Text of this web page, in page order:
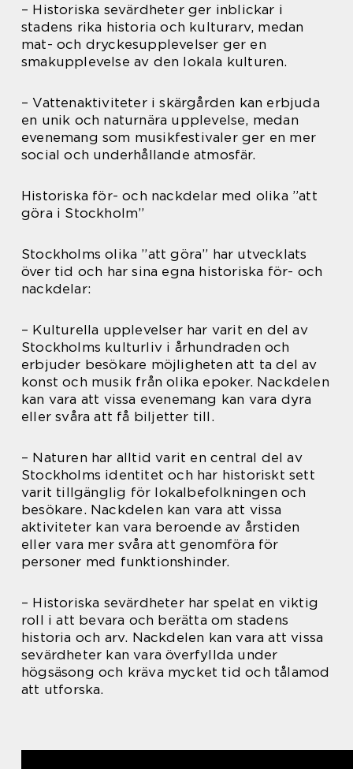
– Historiska sevärdheter ger inblickar i
stadens rika historia och kulturarv, medan
mat- och dryckesupplevelser ger en
smakupplevelse av den lokala kulturen.
– Vattenaktiviteter i skärgården kan erbjuda
en unik och naturnära upplevelse, medan
evenemang som musikfestivaler ger en mer
social och underhållande atmosfär.
Historiska för- och nackdelar med olika ”att
göra i Stockholm”
Stockholms olika ”att göra” har utvecklats
över tid och har sina egna historiska för- och
nackdelar:
– Kulturella upplevelser har varit en del av
Stockholms kulturliv i århundraden och
erbjuder besökare möjligheten att ta del av
konst och musik från olika epoker. Nackdelen
kan vara att vissa evenemang kan vara dyra
eller svåra att få biljetter till.
– Naturen har alltid varit en central del av
Stockholms identitet och har historiskt sett
varit tillgänglig för lokalbefolkningen och
besökare. Nackdelen kan vara att vissa
aktiviteter kan vara beroende av årstiden
eller vara mer svåra att genomföra för
personer med funktionshinder.
– Historiska sevärdheter har spelat en viktig
roll i att bevara och berätta om stadens
historia och arv. Nackdelen kan vara att vissa
sevärdheter kan vara överfyllda under
högsäsong och kräva mycket tid och tålamod
att utforska.